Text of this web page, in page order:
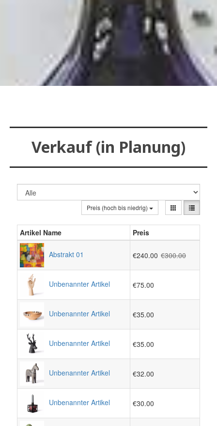
Verkauf (in Planung)
Preis (hoch bis niedrig)
Artikel Name Preis
Abstrakt 01 €240.00 €300.00
Unbenannter Artikel €75.00
Unbenannter Artikel €35.00
Unbenannter Artikel €35.00
Unbenannter Artikel €32.00
Unbenannter Artikel €30.00